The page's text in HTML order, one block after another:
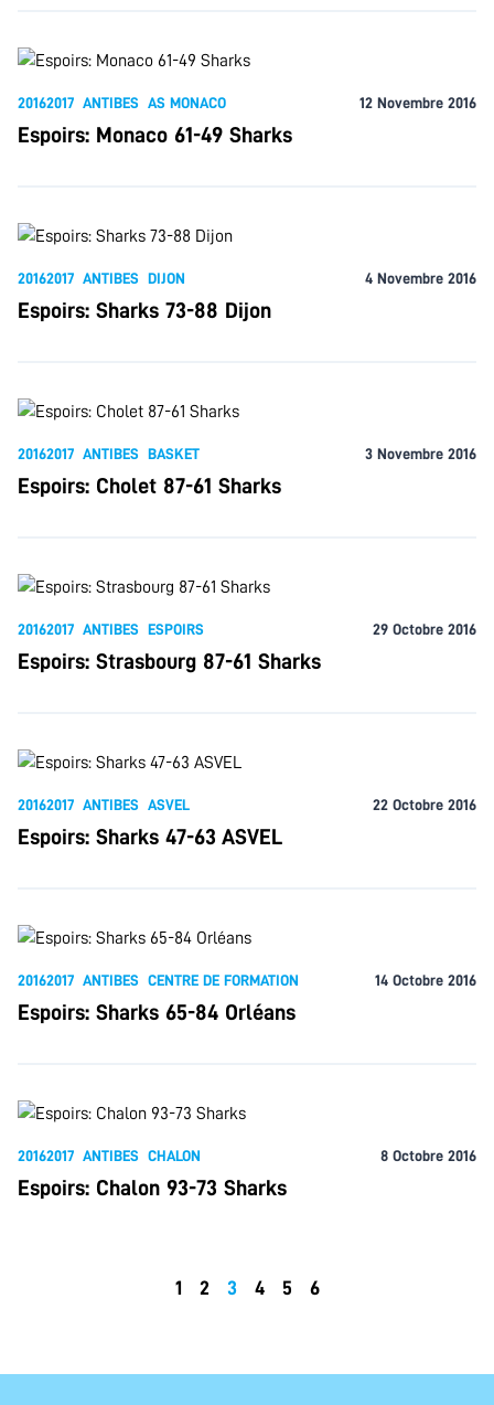
20162017 ANTIBES AS MONACO 12 Novembre 2016
Espoirs: Monaco 61-49 Sharks
20162017 ANTIBES DIJON 4 Novembre 2016
Espoirs: Sharks 73-88 Dijon
20162017 ANTIBES BASKET 3 Novembre 2016
Espoirs: Cholet 87-61 Sharks
20162017 ANTIBES ESPOIRS 29 Octobre 2016
Espoirs: Strasbourg 87-61 Sharks
20162017 ANTIBES ASVEL 22 Octobre 2016
Espoirs: Sharks 47-63 ASVEL
20162017 ANTIBES CENTRE DE FORMATION 14 Octobre 2016
Espoirs: Sharks 65-84 Orléans
20162017 ANTIBES CHALON 8 Octobre 2016
Espoirs: Chalon 93-73 Sharks
1 2 3 4 5 6